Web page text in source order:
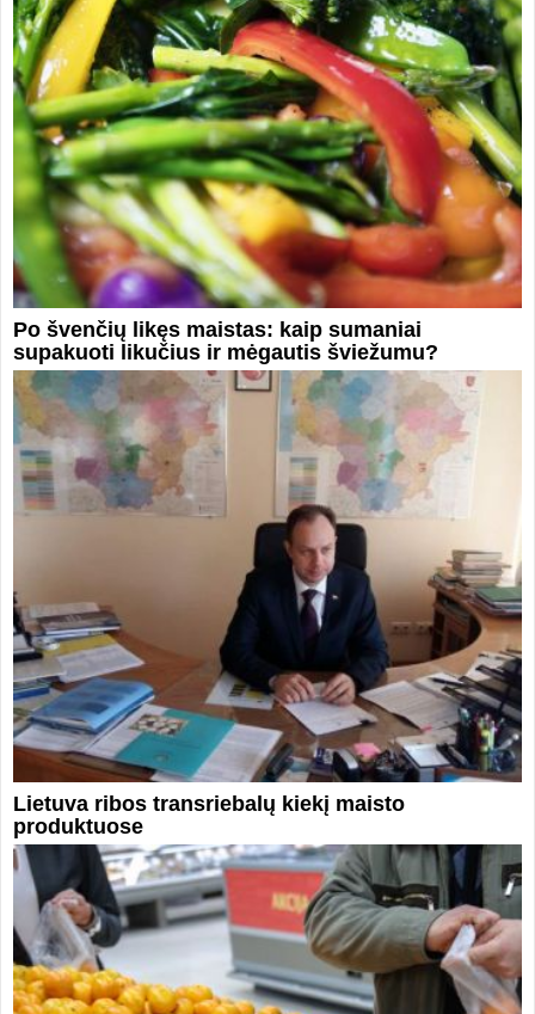
Po švenčių likęs maistas: kaip sumaniai
supakuoti likučius ir mėgautis šviežumu?
Lietuva ribos transriebalų kiekį maisto
produktuose